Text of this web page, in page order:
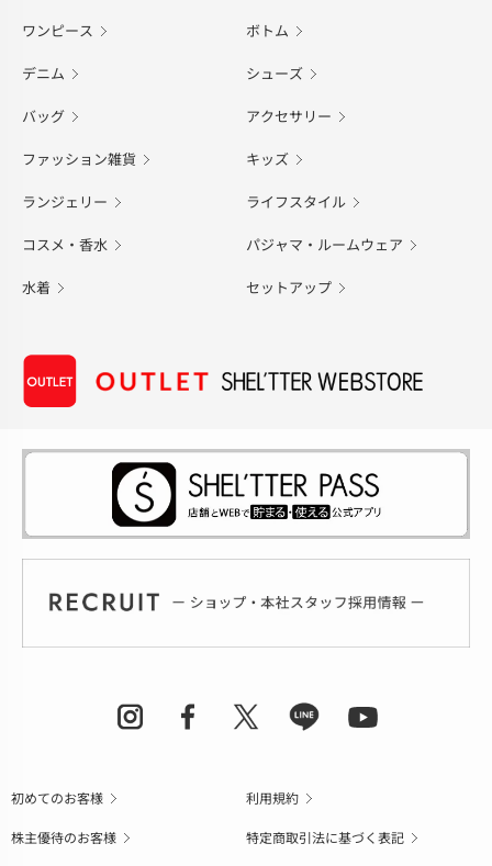
ワンピース ボトム
デニム シューズ
バッグ アクセサリー
ファッション雑貨 キッズ
ランジェリー ライフスタイル
コスメ・香水 パジャマ・ルームウェア
水着 セットアップ
初めてのお客様
利用規約
株主優待のお客様
特定商取引法に基づく表記